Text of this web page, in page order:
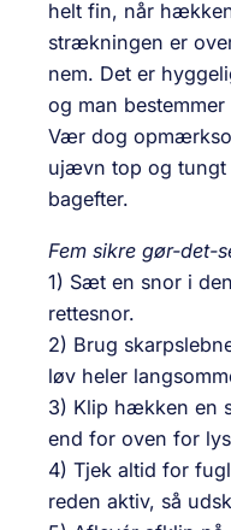
helt fin, når
strækningen er
nem. Det er
og man
Vær dog
ujævn top og
bagefter.
Fem sikre gør-det-
1) Sæt en snor i
rettesnor.
2) Brug
løv heler
3) Klip hækken en
end for oven for
4) Tjek altid for
reden aktiv, så